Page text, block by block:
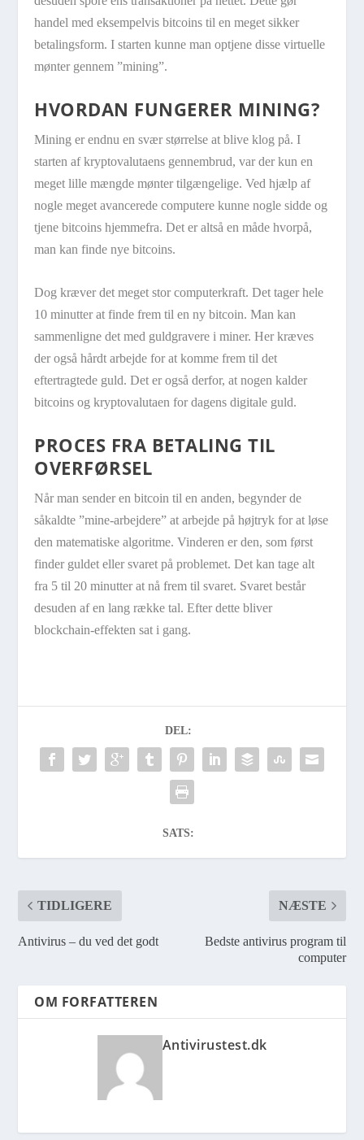
handel med eksempelvis bitcoins til en meget sikker
betalingsform. I starten kunne man optjene disse virtuelle
mønter gennem ”mining”.
HVORDAN FUNGERER MINING?
Mining er endnu en svær størrelse at blive klog på. I
starten af kryptovalutaens gennembrud, var der kun en
meget lille mængde mønter tilgængelige. Ved hjælp af
nogle meget avancerede computere kunne nogle sidde og
tjene bitcoins hjemmefra. Det er altså en måde hvorpå,
man kan finde nye bitcoins.
Dog kræver det meget stor computerkraft. Det tager hele
10 minutter at finde frem til en ny bitcoin. Man kan
sammenligne det med guldgravere i miner. Her kræves
der også hårdt arbejde for at komme frem til det
eftertragtede guld. Det er også derfor, at nogen kalder
bitcoins og kryptovalutaen for dagens digitale guld.
PROCES FRA BETALING TIL
OVERFØRSEL
Når man sender en bitcoin til en anden, begynder de
såkaldte ”mine-arbejdere” at arbejde på højtryk for at løse
den matematiske algoritme. Vinderen er den, som først
finder guldet eller svaret på problemet. Det kan tage alt
fra 5 til 20 minutter at nå frem til svaret. Svaret består
desuden af en lang række tal. Efter dette bliver
blockchain-effekten sat i gang.
DEL:
SATS:
TIDLIGERE
Antivirus – du ved det godt
NÆSTE
Bedste antivirus program til
computer
OM FORFATTEREN
Antivirustest.dk